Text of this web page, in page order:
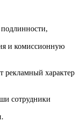
и комиссионную
рекламный характер
сотрудники